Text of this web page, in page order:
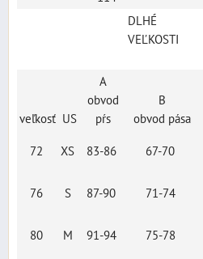
DLHÉ
VEĽKOSTI
veľkosť US
A
obvod
pŕs
B
obvod pása
72
XS 83-86 67-70
76
S 87-90 71-74
80
M 91-94 75-78